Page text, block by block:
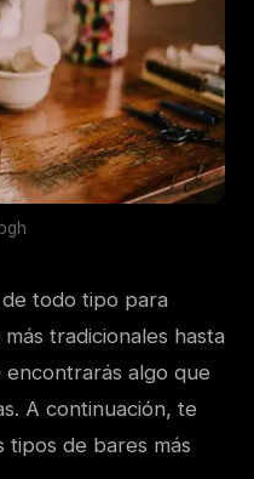
todo tipo para
tradicionales hasta
encontrarás algo que
A continuación, te
tipos de bares más